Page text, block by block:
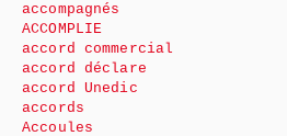
accompagnés
ACCOMPLIE
accord commercial
accord déclare
accord Unedic
accords
Accoules